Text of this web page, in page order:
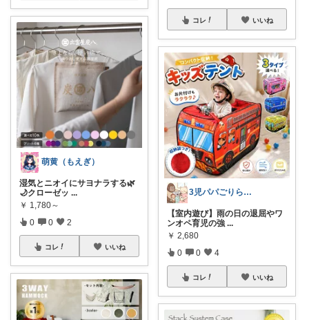
萌黄（もえぎ）
湿気とニオイにサヨナラする🌿
🌙クローゼッ ...
￥ 1,780～
0 0 2
コレ いいね
コレ いいね
3児パパごりら｜家族で役立つROOM
【室内遊び】雨の日の退屈やワ
ンオペ育児の強 ...
￥ 2,680
0 0 4
コレ いいね